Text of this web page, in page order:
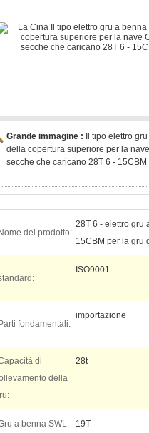
Grande immagine :
Il tipo elettro
della copertura superiore per la
secche che caricano 28T 6 - 15CBM
Nome del prodotto:
28T 6 - elettro gru
15CBM per la gru
ISO9001
Parti fondamentali:
importazione
di
della
28t
a benna SWL: 19T